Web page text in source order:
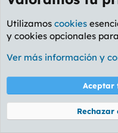
Sonic88
Don't mess with el
Jonathan West rebuznó:
Utilizamos cookies
y cookies opcionales
Ver más información y
Aceptar
Rechazar